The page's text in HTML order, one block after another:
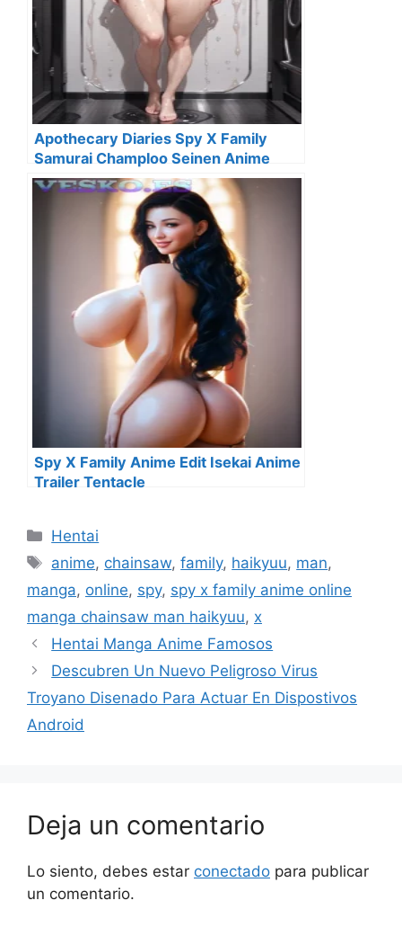
Apothecary Diaries Spy X Family
Samurai Champloo Seinen Anime
Wallpaper
Spy X Family Anime Edit Isekai Anime
Trailer Tentacle
Categorías
Hentai
Etiquetas
anime, chainsaw,family, haikyuu, man,
manga, online, spy, spy x family anime online
manga chainsaw man haikyuu, x
Hentai Manga Anime Famosos
Descubren Un Nuevo Peligroso Virus
Troyano Disenado Para Actuar En Dispostivos
Android
Deja un comentario
Lo siento, debes estar conectado para publicar
un comentario.